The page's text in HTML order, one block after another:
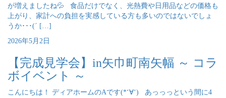
が増えましたね💦 食品だけでなく、光熱費や日用品などの価格も
上がり、家計への負担を実感している方も多いのではないでしょ
うか･･･(´ […]
2026年5月2日
【完成見学会】in矢巾町南矢幅 ～ コラ
ボイベント ～
こんにちは！ ディアホームのAです(*‘∀‘) あっっっという間に4